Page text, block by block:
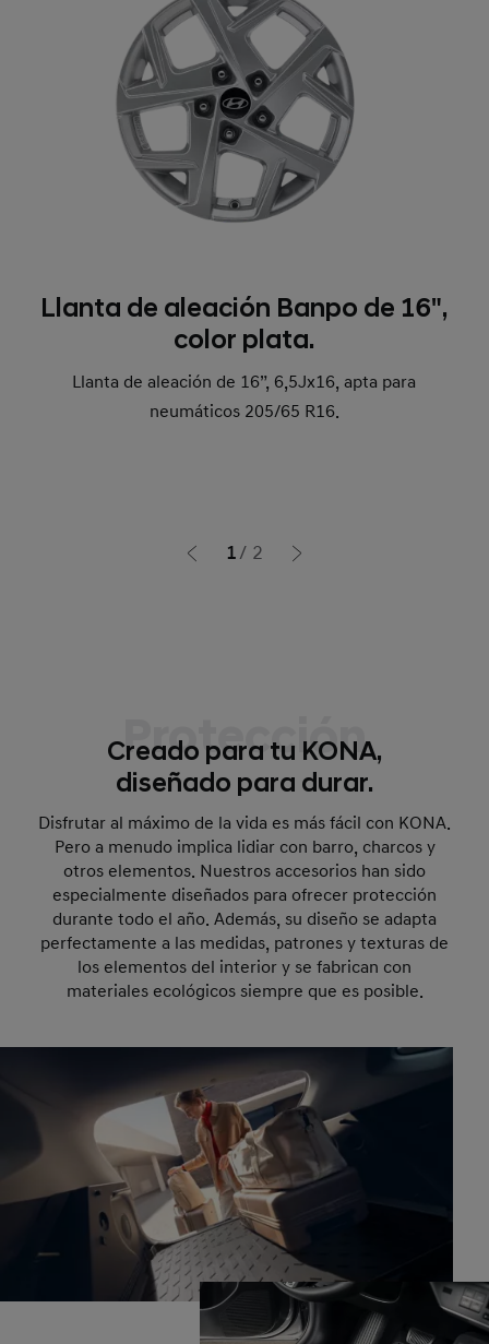
Llanta de aleación Banpo de 16",
color plata.
Llanta de aleación de 16”, 6,5Jx16, apta para
neumáticos 205/65 R16.
1 2
Protección
Creado para tu KONA,
diseñado para durar.
Disfrutar al máximo de la vida es más fácil con KONA.
Pero a menudo implica lidiar con barro, charcos y
otros elementos. Nuestros accesorios han sido
especialmente diseñados para ofrecer protección
durante todo el año. Además, su diseño se adapta
perfectamente a las medidas, patrones y texturas de
los elementos del interior y se fabrican con
materiales ecológicos siempre que es posible.